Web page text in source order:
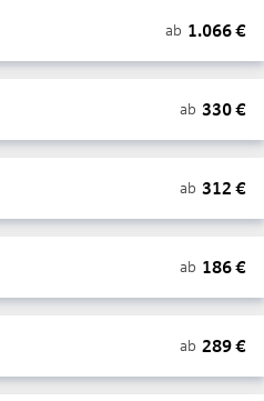
ab 1.066€
ab 330€
ab 312 €
ab 186€
ab 289€